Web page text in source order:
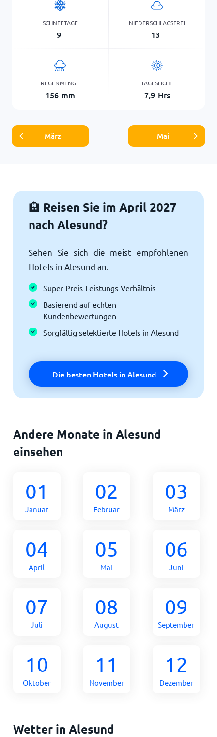
SCHNEETAGE
9
NIEDERSCHLAGSFREI
13
REGENMENGE
156 mm
TAGESLICHT
7,9 Hrs
März Mai
🏨 Reisen Sie im April 2027
nach Alesund?
Sehen Sie sich die meist empfohlenen
Hotels in Alesund an.
Super Preis-Leistungs-Verhältnis
Basierend auf echten
Kundenbewertungen
Sorgfältig selektierte Hotels in Alesund
Die besten Hotels in Alesund
Andere Monate in Alesund
einsehen
01
Januar
02
Februar
03
März
04
April
05
Mai
06
Juni
07
Juli
08
August
09
September
10
Oktober
11
November
12
Dezember
Wetter in Alesund